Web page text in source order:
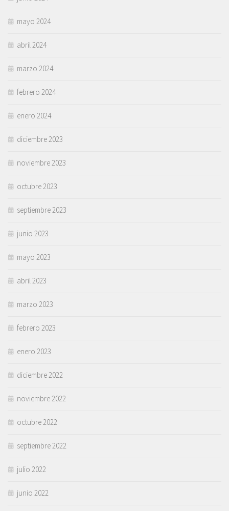
mayo 2024
abril 2024
marzo 2024
febrero 2024
enero 2024
diciembre 2023
noviembre 2023
octubre 2023
septiembre 2023
junio 2023
mayo 2023
abril 2023
marzo 2023
febrero 2023
enero 2023
diciembre 2022
noviembre 2022
octubre 2022
septiembre 2022
julio 2022
junio 2022